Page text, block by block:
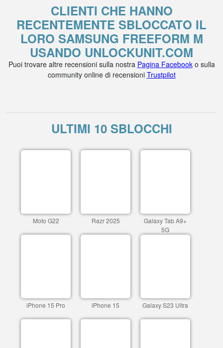
CLIENTI CHE HANNO
RECENTEMENTE SBLOCCATO IL
LORO SAMSUNG FREEFORM M
USANDO UNLOCKUNIT.COM
Puoi trovare altre recensioni sulla nostra Pagina Facebooko sulla
community online di recensioni Trustpilot
ULTIMI 10 SBLOCCHI
Moto G22 Razr 2025
Galaxy Tab A9+
5G
iPhone 15 Pro iPhone 15 Galaxy S23 Ultra